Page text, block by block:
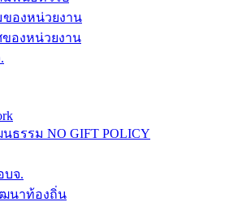
องหน่วยงาน
องหน่วยงาน
ธรรม NO GIFT POLICY
จ.
นาท้องถิ่น